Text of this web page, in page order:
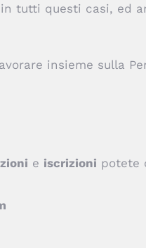
tutti questi casi, ed
insieme sulla
e iscrizioni potete